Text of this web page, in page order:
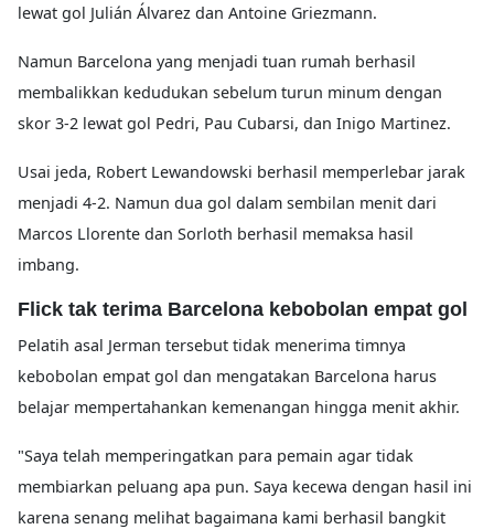
lewat gol Julián Álvarez dan Antoine Griezmann.
Namun Barcelona yang menjadi tuan rumah berhasil
membalikkan kedudukan sebelum turun minum dengan
skor 3-2 lewat gol Pedri, Pau Cubarsi, dan Inigo Martinez.
Usai jeda, Robert Lewandowski berhasil memperlebar jarak
menjadi 4-2. Namun dua gol dalam sembilan menit dari
Marcos Llorente dan Sorloth berhasil memaksa hasil
imbang.
Flick tak terima Barcelona kebobolan empat gol
Pelatih asal Jerman tersebut tidak menerima timnya
kebobolan empat gol dan mengatakan Barcelona harus
belajar mempertahankan kemenangan hingga menit akhir.
"Saya telah memperingatkan para pemain agar tidak
membiarkan peluang apa pun. Saya kecewa dengan hasil ini
karena senang melihat bagaimana kami berhasil bangkit